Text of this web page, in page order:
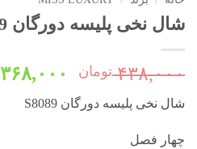
شال نخی پلیسه دورگان S8089
۴۳۸,۰۰۰ تومان
قیمت
۳۶۸,۰۰۰
شال نخی پلیسه دورگان S8089
چهار فصل